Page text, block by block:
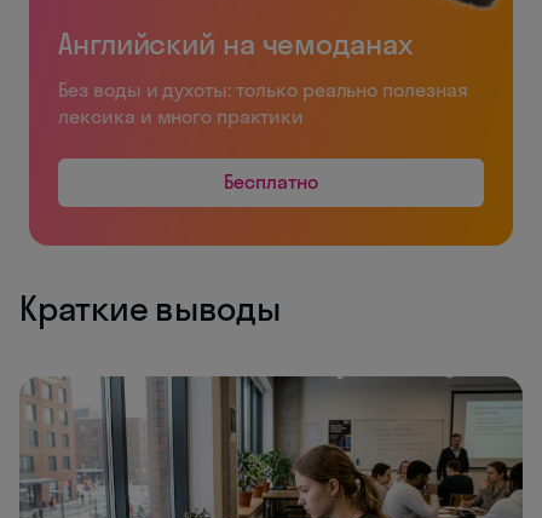
Английский на чемоданах
Без воды и духоты: только реально полезная
лексика и много практики
Бесплатно
Краткие выводы